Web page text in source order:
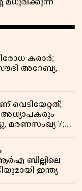
മധുരിക്കുന്ന
കരാർ;
അറേബ്യ,
വെടിയേറ്റത്;
മരണസംഖ്യ 7;
ബില്ലിലെ
ഇന്ത്യ